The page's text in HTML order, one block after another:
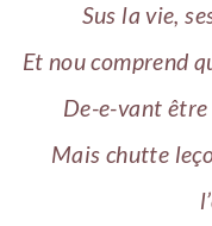
Sus la vie,
Et nou comprend
De-e-vant
Mais chutte